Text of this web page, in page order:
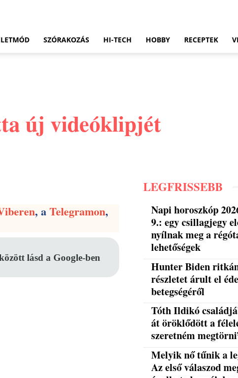
SZÓRAKOZÁS HI-TECH HOBBY RECEPTEK
új videóklipjét
, aTelegramon,
lásd a Google-ben
LEGFRISSEBB
Napi horoszkóp
9.: egy csillagjegy
nyílnak meg a
lehetőségek
Hunter Biden
részletet árult el
betegségéről
Tóth Ildikó
át öröklődött a
szeretném
Melyik nő tűnik a
Az első válaszod